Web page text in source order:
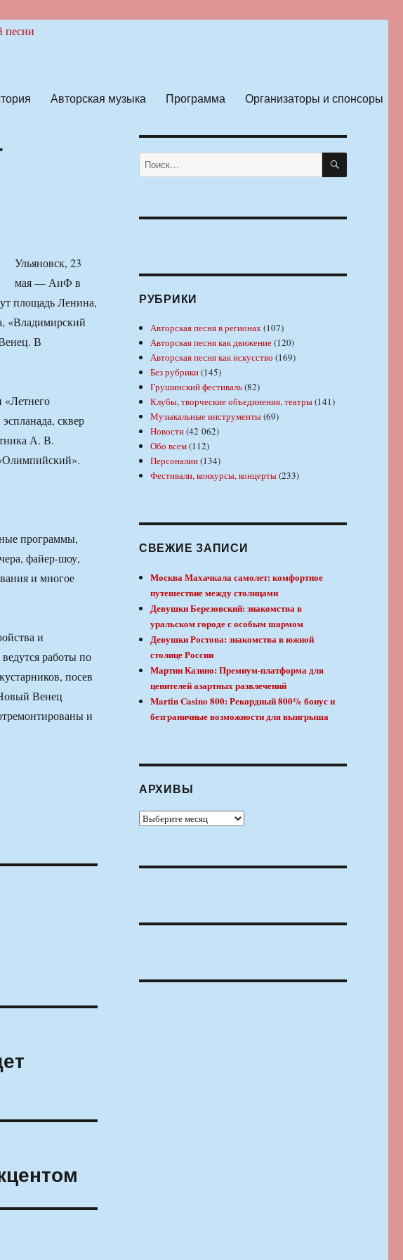
Авторская музыка Программа Организаторы и спонсоры
Ульяновск, 23
мая — АиФ в
площадь Ленина,
«Владимирский
В
сквер
А. В.
программы,
файер-шоу,
и многое
и
работы по
посев
Венец
и
Искать: ПОИСК
РУБРИКИ
Авторская песня в регионах(107)
Авторская песня как движение(120)
Авторская песня как искусство (169)
Без рубрики(145)
Грушинский фестиваль(82)
Клубы, творческие объединения, театры(141)
Музыкальные инструменты(69)
Новости(42 062)
Обо всем(112)
Персоналии(134)
Фестивали, конкурсы, концерты(233)
СВЕЖИЕ ЗАПИСИ
Москва Махачкала самолет: комфортное
путешествие между столицами
Девушки Березовский: знакомства в
уральском городе с особым шармом
Девушки Ростова: знакомства в южной
столице России
Мартин Казино: Премиум-платформа для
ценителей азартных развлечений
Martin Casino 800: Рекордный 800% бонус и
безграничные возможности для выигрыша
АРХИВЫ
Архивы